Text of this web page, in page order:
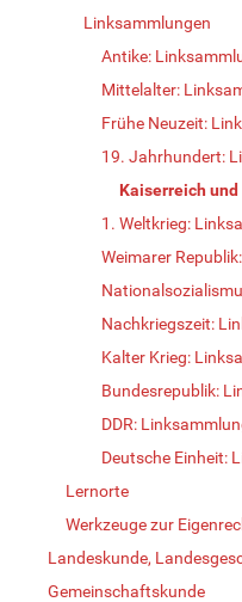
Linksammlungen
Antike:
Mittelalter:
Frühe Neuzeit:
19. Jahrhundert:
Kaiserreich
1. Weltkrieg:
Weimarer
Nachkriegszeit:
Kalter Krieg:
Bundesrepublik:
DDR:
Deutsche Einheit:
Lernorte
Werkzeuge zur
Landeskunde,
Gemeinschaftskunde